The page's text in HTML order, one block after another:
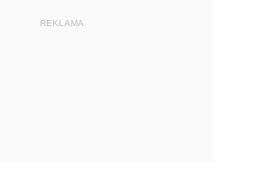
REKLAMA